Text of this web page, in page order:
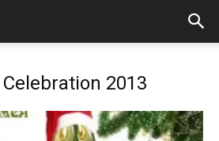
Celebration 2013